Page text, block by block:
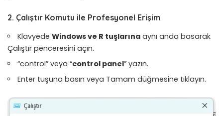
2. Çalıştır Komutu ile Profesyonel Erişim
KlavyedeWindows ve R tuşlarına aynı anda basarak
Çalıştır penceresini açın.
“control” veya “control panel” yazın.
Enter tuşuna basın veya Tamam düğmesine tıklayın.